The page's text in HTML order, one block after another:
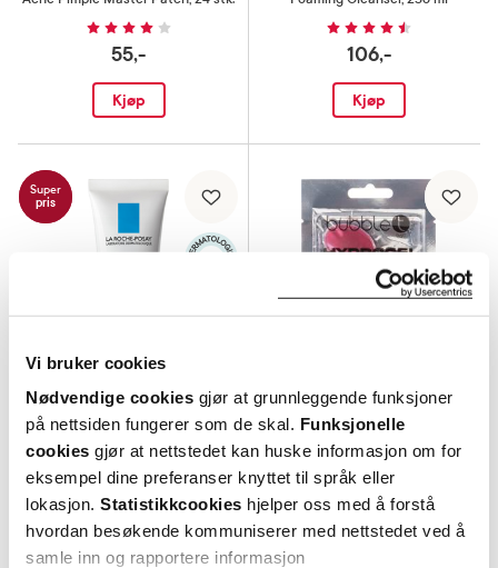
Vi bruker cookies
Nødvendige cookies gjør at grunnleggende funksjoner
på nettsiden fungerer som de skal. Funksjonelle
cookies gjør at nettstedet kan huske informasjon om for
eksempel dine preferanser knyttet til språk eller
lokasjon. Statistikkcookies hjelper oss med å forstå
hvordan besøkende kommuniserer med nettstedet ved å
samle inn og rapportere informasjon
55,-
Kjøp
106,-
Kjøp
Super
pris
BESTSELGER
La Roche-Posay
40 ml
207,-
BubbleT
Hydrogel Eye Patches Vitamin E &
Green Tea,1 par
28,-